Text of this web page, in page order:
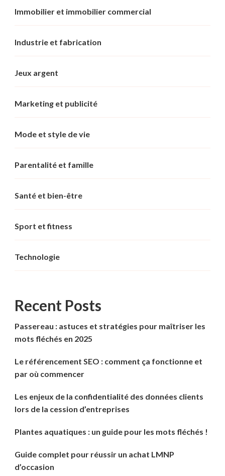
Immobilier et immobilier commercial
Industrie et fabrication
Jeux argent
Marketing et publicité
Mode et style de vie
Parentalité et famille
Santé et bien-être
Sport et fitness
Technologie
Recent Posts
Passereau : astuces et stratégies pour maîtriser les
mots fléchés en 2025
Le référencement SEO : comment ça fonctionne et
par où commencer
Les enjeux de la confidentialité des données clients
lors de la cession d’entreprises
Plantes aquatiques : un guide pour les mots fléchés !
Guide complet pour réussir un achat LMNP
d’occasion